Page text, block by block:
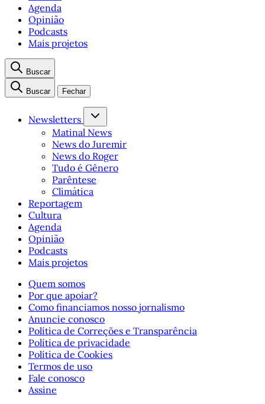
Agenda
Opinião
Podcasts
Mais projetos
Buscar
Buscar Fechar
Newsletters
Matinal News
News do Juremir
News do Roger
Tudo é Gênero
Parêntese
Climática
Reportagem
Cultura
Agenda
Opinião
Podcasts
Mais projetos
Quem somos
Por que apoiar?
Como financiamos nosso jornalismo
Anuncie conosco
Política de Correções e Transparência
Política de privacidade
Política de Cookies
Termos de uso
Fale conosco
Assine